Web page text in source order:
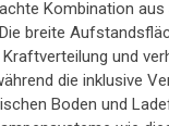
Kombination aus
breite
und
die inklusive
Boden und